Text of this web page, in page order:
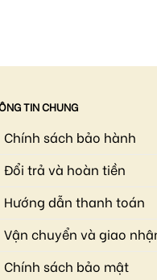
TIN CHUNG
Chính sách bảo hành
Đổi trả và hoàn tiền
Hướng dẫn thanh toán
Vận chuyển và giao
Chính sách bảo mật